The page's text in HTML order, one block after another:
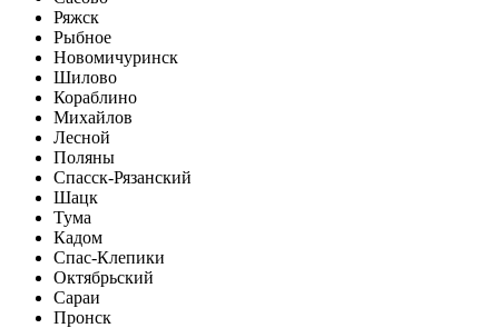
Ряжск
Рыбное
Новомичуринск
Шилово
Кораблино
Михайлов
Лесной
Поляны
Спасск-Рязанский
Шацк
Тума
Кадом
Спас-Клепики
Октябрьский
Сараи
Пронск